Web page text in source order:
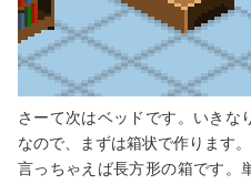
さーて次はベッドです。いきな
なので、まずは箱状で作ります。
言っちゃえば長方形の箱です。